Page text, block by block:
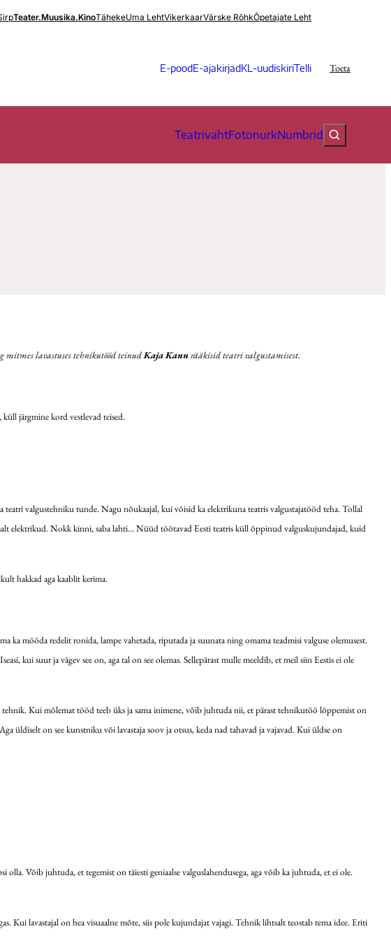
Teater.Muusika.KinoTähekeUma LehtVikerkaarVärske RõhkÕpetajate Leht
E-poodE-ajakirjadKL-uudiskiriTelli Toeta
TeatrivahtFotonurkNumbrid
lavastuses tehnikutööd teinudKaja Kannrääkisid teatri valgustamisest.
küll järgmine kord vestlevad teised.
valgustehniku tunde. Nagu nõukaajal, kui võisid ka elektrikuna teatris valgustajatööd teha. Tollal
elektrikud. Nokk kinni, saba lahti… Nüüd töötavad Eesti teatris küll õppinud valguskujundajad, kuid
hakkad aga kaablit kerima.
ka mööda redelit ronida, lampe vahetada, riputada ja suunata ning omama teadmisi valguse olemusest.
kui suur ja vägev see on, aga tal on see olemas. Sellepärast mulle meeldib, et meil siin Eestis ei ole
Kui mõlemat tööd teeb üks ja sama inimene, võib juhtuda nii, et pärast tehnikutöö lõppemist on
on see kunstniku või lavastaja soov ja otsus, keda nad tahavad ja vajavad. Kui üldse on
Võib juhtuda, et tegemist on täiesti geniaalse valguslahendusega, aga võib ka juhtuda, et ei ole.
lavastajal on hea visuaalne mõte, siis pole kujundajat vajagi. Tehnik lihtsalt teostab tema idee. Eriti